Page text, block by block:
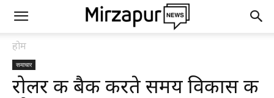
होम
समाचार
रोलर की बैक करते समय विकास की